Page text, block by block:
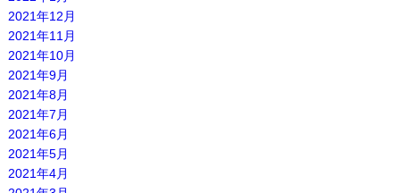
2021年12月
2021年11月
2021年10月
2021年9月
2021年8月
2021年7月
2021年6月
2021年5月
2021年4月